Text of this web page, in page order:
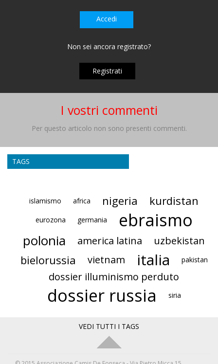
Accedi
Non sei ancora registrato?
Registrati
I vostri commenti
Per questo articolo non sono presenti commenti.
TAGS
islamismo africa nigeria kurdistan
eurozona germania ebraismo
polonia america latina uzbekistan
bielorussia vietnam italia pakistan
dossier illuminismo perduto
dossier russia siria
VEDI TUTTI I TAGS